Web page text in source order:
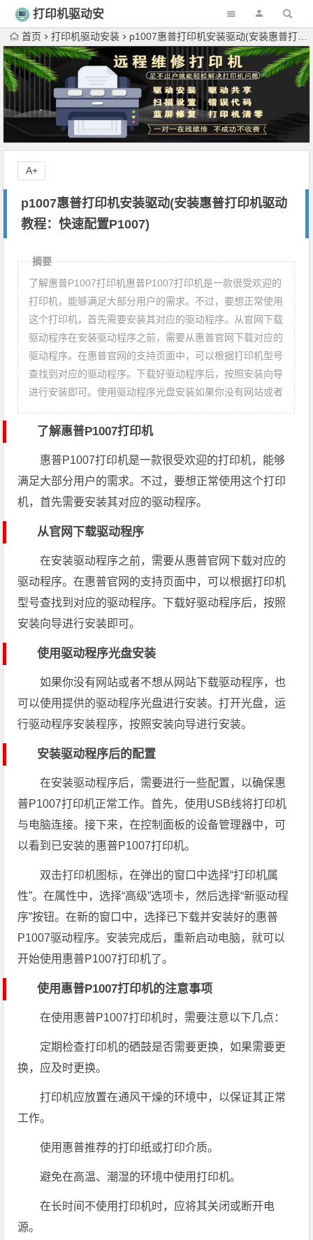
打印机驱动安
装首页 打印机驱动安装 p1007惠普打印机安装驱动(安装惠普打印机驱动教程：快速配置P1007)
p1007惠普打印机安装驱动(安装惠普打印机驱动
教程：快速配置P1007)
A+
摘要
了解惠普P1007打印机惠普P1007打印机是一款很受欢迎的
打印机，能够满足大部分用户的需求。不过，要想正常使用
这个打印机，首先需要安装其对应的驱动程序。从官网下载
驱动程序在安装驱动程序之前，需要从惠普官网下载对应的
驱动程序。在惠普官网的支持页面中，可以根据打印机型号
查找到对应的驱动程序。下载好驱动程序后，按照安装向导
进行安装即可。使用驱动程序光盘安装如果你没有网站或者
了解惠普P1007打印机
惠普P1007打印机是一款很受欢迎的打印机，能够
满足大部分用户的需求。不过，要想正常使用这个打印
机，首先需要安装其对应的驱动程序。
从官网下载驱动程序
在安装驱动程序之前，需要从惠普官网下载对应的
驱动程序。在惠普官网的支持页面中，可以根据打印机
型号查找到对应的驱动程序。下载好驱动程序后，按照
安装向导进行安装即可。
使用驱动程序光盘安装
如果你没有网站或者不想从网站下载驱动程序，也
可以使用提供的驱动程序光盘进行安装。打开光盘，运
行驱动程序安装程序，按照安装向导进行安装。
安装驱动程序后的配置
在安装驱动程序后，需要进行一些配置，以确保惠
普P1007打印机正常工作。首先，使用USB线将打印机
与电脑连接。接下来，在控制面板的设备管理器中，可
以看到已安装的惠普P1007打印机。
双击打印机图标，在弹出的窗口中选择“打印机属
性”。在属性中，选择“高级”选项卡，然后选择“新驱动程
序”按钮。在新的窗口中，选择已下载并安装好的惠普
P1007驱动程序。安装完成后，重新启动电脑，就可以
开始使用惠普P1007打印机了。
使用惠普P1007打印机的注意事项
在使用惠普P1007打印机时，需要注意以下几点：
定期检查打印机的硒鼓是否需要更换，如果需要更
换，应及时更换。
打印机应放置在通风干燥的环境中，以保证其正常
工作。
使用惠普推荐的打印纸或打印介质。
避免在高温、潮湿的环境中使用打印机。
在长时间不使用打印机时，应将其关闭或断开电
源。